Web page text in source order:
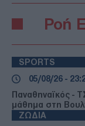
Ροή
SPORTS
05/08/26 -
Παναθηναϊκός -
μάθημα στη
ΖΩΔΙΑ